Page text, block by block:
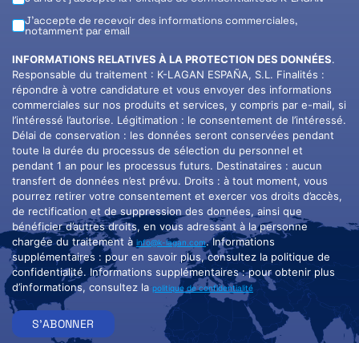
J'accepte de recevoir des informations commerciales,
notamment par email
INFORMATIONS RELATIVES À LA PROTECTION DES DONNÉES.
Responsable du traitement : K-LAGAN ESPAÑA, S.L. Finalités :
répondre à votre candidature et vous envoyer des informations
commerciales sur nos produits et services, y compris par e-mail, si
l’intéressé l’autorise. Légitimation : le consentement de l’intéressé.
Délai de conservation : les données seront conservées pendant
toute la durée du processus de sélection du personnel et
pendant 1 an pour les processus futurs. Destinataires : aucun
transfert de données n’est prévu. Droits : à tout moment, vous
pourrez retirer votre consentement et exercer vos droits d’accès,
de rectification et de suppression des données, ainsi que
bénéficier d’autres droits, en vous adressant à la personne
chargée du traitement à info@k-lagan.com. Informations
supplémentaires : pour en savoir plus, consultez la politique de
confidentialité. Informations supplémentaires : pour obtenir plus
d’informations, consultez la politique de confidentialité
S'ABONNER